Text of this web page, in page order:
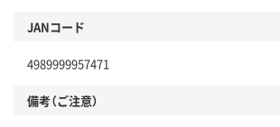
JANコード
4989999957471
備考（ご注意）